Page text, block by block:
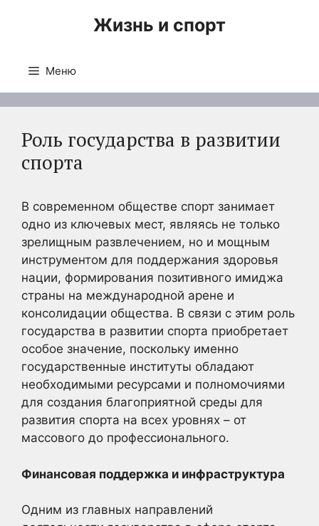
Жизнь и спорт
Меню
Роль государства в развитии
спорта
В современном обществе спорт занимает
одно из ключевых мест, являясь не только
зрелищным развлечением, но и мощным
инструментом для поддержания здоровья
нации, формирования позитивного имиджа
страны на международной арене и
консолидации общества. В связи с этим роль
государства в развитии спорта приобретает
особое значение, поскольку именно
государственные институты обладают
необходимыми ресурсами и полномочиями
для создания благоприятной среды для
развития спорта на всех уровнях – от
массового до профессионального.
Финансовая поддержка и инфраструктура
Одним из главных направлений